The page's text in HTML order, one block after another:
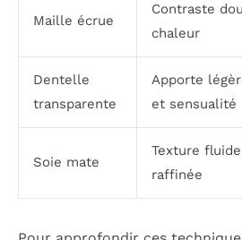
Maille écrue
Contraste
chaleur
Dentelle
transparente
Apporte
et sensualité
Soie mate
Texture
raffinée